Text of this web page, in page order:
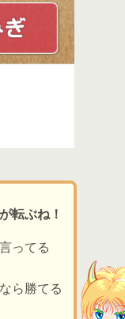
転ぶね！
ってる
ら勝てる